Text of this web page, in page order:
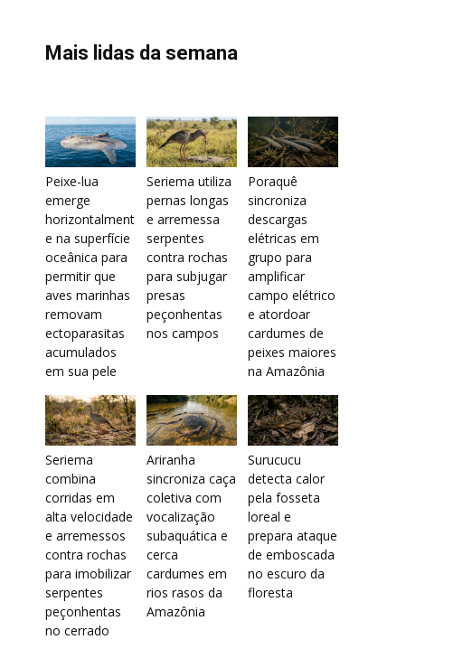
Mais lidas da semana
Peixe-lua
emerge
horizontalment
e na superfície
oceânica para
permitir que
aves marinhas
removam
ectoparasitas
acumulados
em sua pele
Seriema utiliza
pernas longas
e arremessa
serpentes
contra rochas
para subjugar
presas
peçonhentas
nos campos
Poraquê
sincroniza
descargas
elétricas em
grupo para
amplificar
campo elétrico
e atordoar
cardumes de
peixes maiores
na Amazônia
Seriema
combina
corridas em
alta velocidade
e arremessos
contra rochas
para imobilizar
serpentes
peçonhentas
no cerrado
Ariranha
sincroniza caça
coletiva com
vocalização
subaquática e
cerca
cardumes em
rios rasos da
Amazônia
Surucucu
detecta calor
pela fosseta
loreal e
prepara ataque
de emboscada
no escuro da
floresta